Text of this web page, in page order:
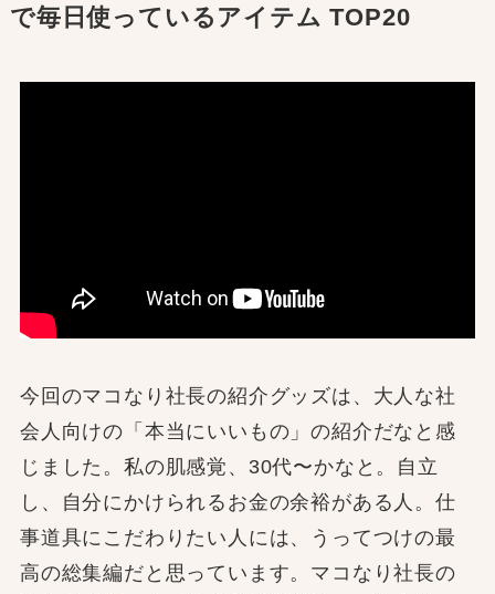
で毎日使っているアイテム TOP20
今回のマコなり社長の紹介グッズは、大人な社
会人向けの「本当にいいもの」の紹介だなと感
じました。私の肌感覚、30代〜かなと。自立
し、自分にかけられるお金の余裕がある人。仕
事道具にこだわりたい人には、うってつけの最
高の総集編だと思っています。マコなり社長の